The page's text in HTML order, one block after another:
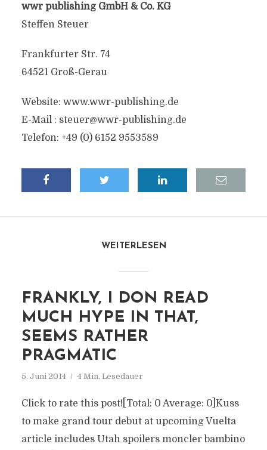
wwr publishing GmbH & Co. KG
Steffen Steuer
Frankfurter Str. 74
64521 Groß-Gerau
Website: www.wwr-publishing.de
E-Mail : steuer@wwr-publishing.de
Telefon: +49 (0) 6152 9553589
WEITERLESEN
FRANKLY, I DON READ
MUCH HYPE IN THAT,
SEEMS RATHER
PRAGMATIC
5. Juni 2014 4 Min. Lesedauer
Click to rate this post![Total: 0 Average: 0]Kuss
to make grand tour debut at upcoming Vuelta
article includes Utah spoilers moncler bambino